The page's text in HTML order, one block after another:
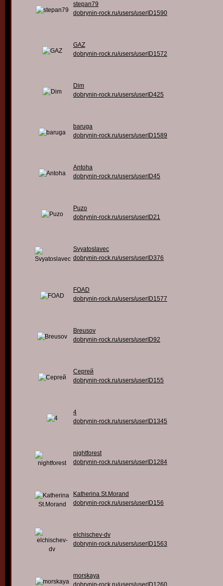
stepan79
dobrynin-rock.ru/users/userID1590
GAZ
dobrynin-rock.ru/users/userID1572
Dim
dobrynin-rock.ru/users/userID425
baruga
dobrynin-rock.ru/users/userID1589
Antoha
dobrynin-rock.ru/users/userID45
Puzo
dobrynin-rock.ru/users/userID21
Svyatoslavec
dobrynin-rock.ru/users/userID376
FOAD
dobrynin-rock.ru/users/userID1577
Breusov
dobrynin-rock.ru/users/userID92
Сергей
dobrynin-rock.ru/users/userID155
4
dobrynin-rock.ru/users/userID1345
nightforest
dobrynin-rock.ru/users/userID1284
Katherina St.Morand
dobrynin-rock.ru/users/userID156
elchischev-dv
dobrynin-rock.ru/users/userID1563
morskaya
dobrynin-rock.ru/users/userID1260